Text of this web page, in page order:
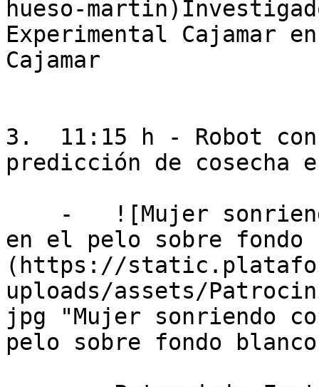
hueso-
Experimental Cajamar
Cajamar
3.  11:15 h - Robot
predicción de cosecha
en el pelo sobre fondo
(https://
uploads/assets/
jpg "Mujer sonriendo
pelo sobre fondo